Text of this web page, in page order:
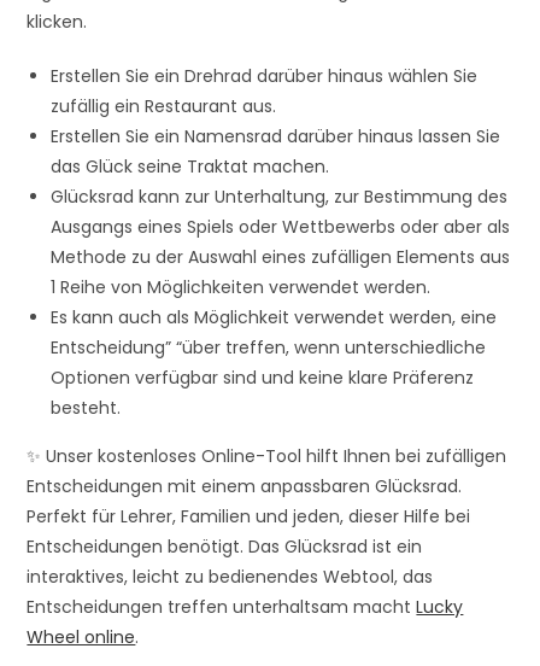
klicken.
Erstellen Sie ein Drehrad darüber hinaus wählen Sie
zufällig ein Restaurant aus.
Erstellen Sie ein Namensrad darüber hinaus lassen Sie
das Glück seine Traktat machen.
Glücksrad kann zur Unterhaltung, zur Bestimmung des
Ausgangs eines Spiels oder Wettbewerbs oder aber als
Methode zu der Auswahl eines zufälligen Elements aus
1 Reihe von Möglichkeiten verwendet werden.
Es kann auch als Möglichkeit verwendet werden, eine
Entscheidung” “über treffen, wenn unterschiedliche
Optionen verfügbar sind und keine klare Präferenz
besteht.
✨ Unser kostenloses Online-Tool hilft Ihnen bei zufälligen
Entscheidungen mit einem anpassbaren Glücksrad.
Perfekt für Lehrer, Familien und jeden, dieser Hilfe bei
Entscheidungen benötigt. Das Glücksrad ist ein
interaktives, leicht zu bedienendes Webtool, das
Entscheidungen treffen unterhaltsam machtLucky
Wheel online.